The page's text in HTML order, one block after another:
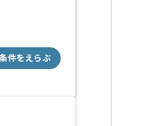
件をえらぶ